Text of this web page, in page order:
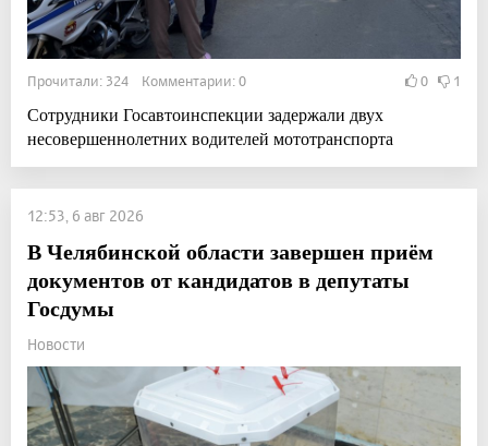
Прочитали: 324 Комментарии: 0 0 1
Сотрудники Госавтоинспекции задержали двух
несовершеннолетних водителей мототранспорта
12:53, 6 авг 2026
В Челябинской области завершен приём
документов от кандидатов в депутаты
Госдумы
Новости